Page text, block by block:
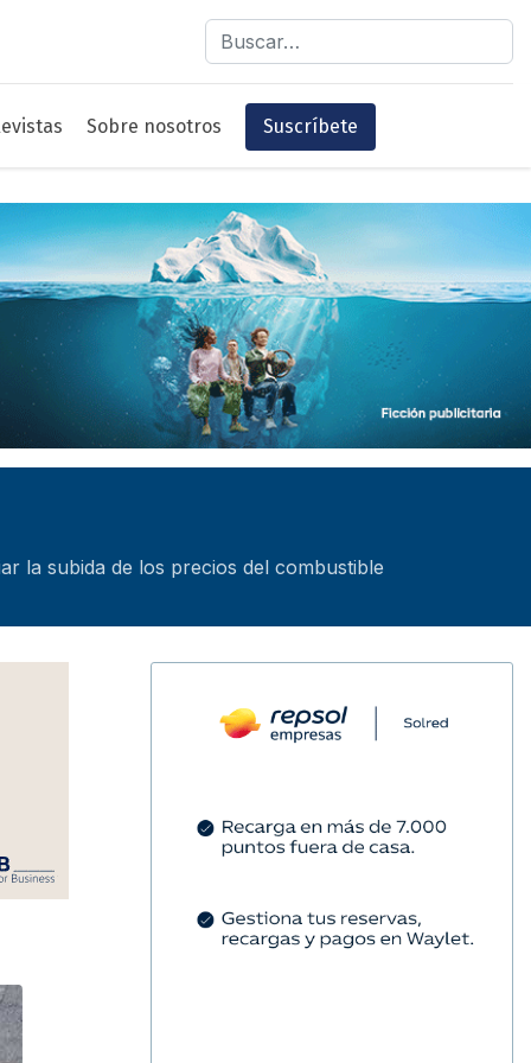
Buscar
Sobre nosotros Suscríbete
la subida de los precios del combustible